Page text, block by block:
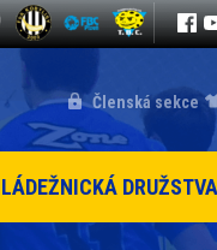
Členská sekce
DRUŽSTVA